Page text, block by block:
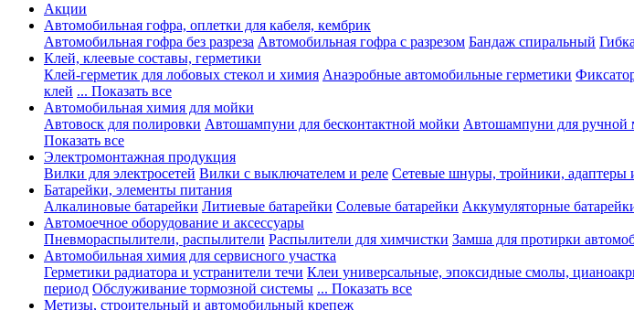
Акции
Автомобильная гофра, оплетки для кабеля, кембрик
Автомобильная гофра без разреза Автомобильная гофра с разрезом Бандаж спиральный
Клей, клеевые составы, герметики
Клей-герметик для лобовых стекол и химия Анаэробные автомобильные герметики
клей ... Показать все
Автомобильная химия для мойки
Автовоск для полировки Автошампуни для бесконтактной мойки Автошампуни для ручной
Показать все
Электромонтажная продукция
Вилки для электросетей Вилки с выключателем и реле Сетевые шнуры, тройники, адаптеры
Батарейки, элементы питания
Алкалиновые батарейки Литиевые батарейки Солевые батарейки Аккумуляторные
Автомоечное оборудование и аксессуары
Пневмораспылители, распылители Распылители для химчистки Замша для протирки
Автомобильная химия для сервисного участка
Герметики радиатора и устранители течи Клеи универсальные, эпоксидные смолы,
период Обслуживание тормозной системы ... Показать все
Метизы, строительный и автомобильный крепеж